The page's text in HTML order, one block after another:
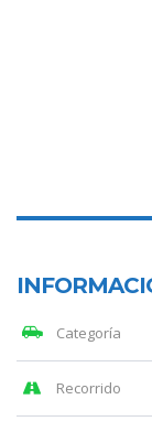
Categoría
Recorrido